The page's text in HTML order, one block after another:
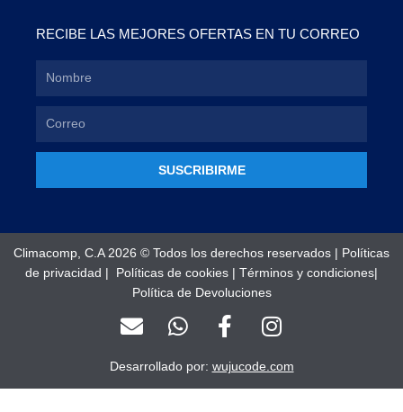
RECIBE LAS MEJORES OFERTAS EN TU CORREO
SUSCRIBIRME
Climacomp, C.A 2026 © Todos los derechos reservados | Políticas
de privacidad | Políticas de cookies | Términos y condiciones|
Política de Devoluciones
E
n
v
W
h
a
F
a
c
e
I
n
s
t
Desarrollado por: wujucode.com